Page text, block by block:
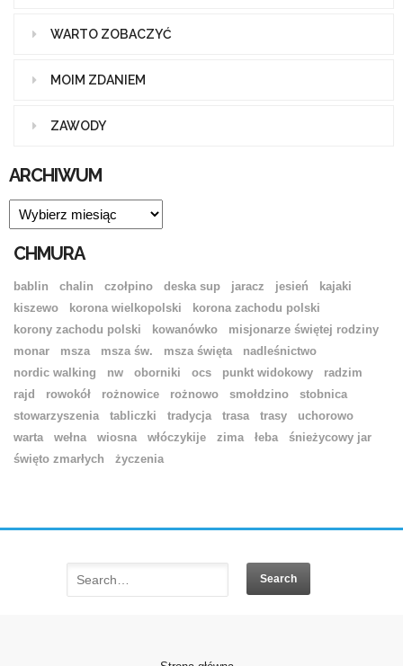
WARTO ZOBACZYĆ
MOIM ZDANIEM
ZAWODY
ARCHIWUM
ARCHIWUM
CHMURA
bablin chalin czołpino deska sup jaracz jesień
kajaki
kiszewo
korona wielkopolski
korona zachodu polski
korony zachodu polski
kowanówko
misjonarze świętej rodziny
monar
msza msza św. msza święta
nadleśnictwo
nordic walking
nw oborniki ocs punkt widokowy
radzim
rajd
rowokół rożnowice rożnowo smołdzino
stobnica
stowarzyszenia
tabliczki tradycja trasa trasy
uchorowo
warta
wełna wiosna włóczykije zima łeba
śnieżycowy jar
święto zmarłych
życzenia